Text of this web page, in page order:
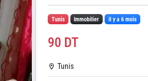
Tunis Immobilier il y a 6 mois
90 DT
Tunis